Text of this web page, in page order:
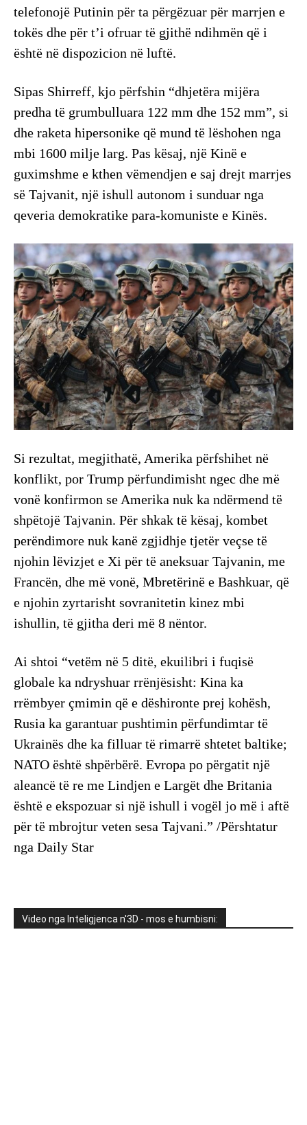
telefonojë Putinin për ta përgëzuar për marrjen e
tokës dhe për t’i ofruar të gjithë ndihmën që i
është në dispozicion në luftë.
Sipas Shirreff, kjo përfshin “dhjetëra mijëra
predha të grumbulluara 122 mm dhe 152 mm”, si
dhe raketa hipersonike që mund të lëshohen nga
mbi 1600 milje larg. Pas kësaj, një Kinë e
guximshme e kthen vëmendjen e saj drejt marrjes
së Tajvanit, një ishull autonom i sunduar nga
qeveria demokratike para-komuniste e Kinës.
Si rezultat, megjithatë, Amerika përfshihet në
konflikt, por Trump përfundimisht ngec dhe më
vonë konfirmon se Amerika nuk ka ndërmend të
shpëtojë Tajvanin. Për shkak të kësaj, kombet
perëndimore nuk kanë zgjidhje tjetër veçse të
njohin lëvizjet e Xi për të aneksuar Tajvanin, me
Francën, dhe më vonë, Mbretërinë e Bashkuar, që
e njohin zyrtarisht sovranitetin kinez mbi
ishullin, të gjitha deri më 8 nëntor.
Ai shtoi “vetëm në 5 ditë, ekuilibri i fuqisë
globale ka ndryshuar rrënjësisht: Kina ka
rrëmbyer çmimin që e dëshironte prej kohësh,
Rusia ka garantuar pushtimin përfundimtar të
Ukrainës dhe ka filluar të rimarrë shtetet baltike;
NATO është shpërbërë. Evropa po përgatit një
aleancë të re me Lindjen e Largët dhe Britania
është e ekspozuar si një ishull i vogël jo më i aftë
për të mbrojtur veten sesa Tajvani.” /Përshtatur
nga Daily Star
Video nga Inteligjenca n'3D - mos e humbisni: